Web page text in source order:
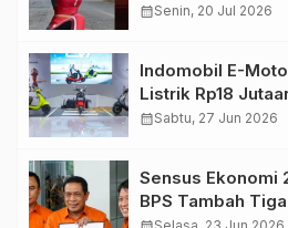
calendar_monthSenin, 20 Jul 2026
Indomobil E-
Listrik Rp18
Penasaran
calendar_monthSabtu, 27 Jun 2026
Sensus Ekonomi
BPS Tambah